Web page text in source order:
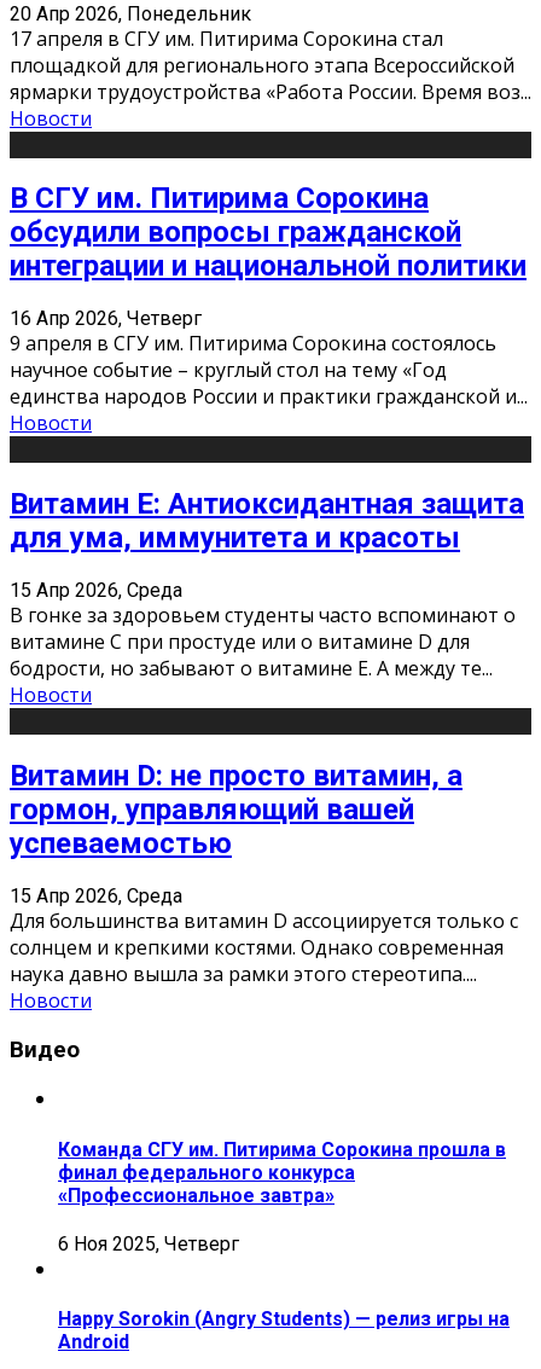
20 Апр 2026, Понедельник
17 апреля в СГУ им. Питирима Сорокина стал
площадкой для регионального этапа Всероссийской
ярмарки трудоустройства «Работа России. Время воз...
Новости
В СГУ им. Питирима Сорокина
обсудили вопросы гражданской
интеграции и национальной политики
16 Апр 2026, Четверг
9 апреля в СГУ им. Питирима Сорокина состоялось
научное событие – круглый стол на тему «Год
единства народов России и практики гражданской и...
Новости
Витамин Е: Антиоксидантная защита
для ума, иммунитета и красоты
15 Апр 2026, Среда
В гонке за здоровьем студенты часто вспоминают о
витамине С при простуде или о витамине D для
бодрости, но забывают о витамине Е. А между те...
Новости
Витамин D: не просто витамин, а
гормон, управляющий вашей
успеваемостью
15 Апр 2026, Среда
Для большинства витамин D ассоциируется только с
солнцем и крепкими костями. Однако современная
наука давно вышла за рамки этого стереотипа....
Новости
Видео
Команда СГУ им. Питирима Сорокина прошла в
финал федерального конкурса
«Профессиональное завтра»
6 Ноя 2025, Четверг
Happy Sorokin (Angry Students) — релиз игры на
Android